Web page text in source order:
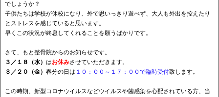
でしょうか？
子供たちは学校が休校になり、外で思いっきり遊べず、大人も外出を控えたり
とストレスを感じていると思います。
早くこの状況が終息してくれることを願うばかりです。
さて、もと整骨院からのお知らせです。
３／１８（水） はお休みさせていただきます。
３／２０（金） 春分の日は １０：００～１７：００で臨時受付致します。
この時期、新型コロナウイルスなどウイルスや菌感染を心配されている方、当